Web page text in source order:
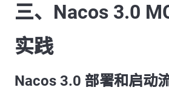
三、Nacos 3.0
实践
Nacos 3.0 部署和启动